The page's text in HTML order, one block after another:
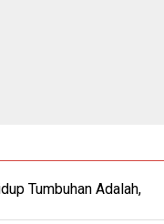
Tumbuhan Adalah,